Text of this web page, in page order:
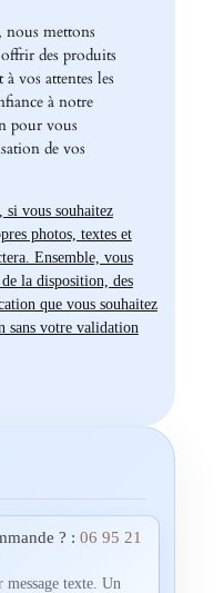
nous mettons
des produits
vos attentes les
à notre
pour vous
de vos
si vous souhaitez
photos, textes et
Ensemble, vous
la disposition, des
que vous souhaitez
sans votre validation
? : 06 95 21
message texte. Un